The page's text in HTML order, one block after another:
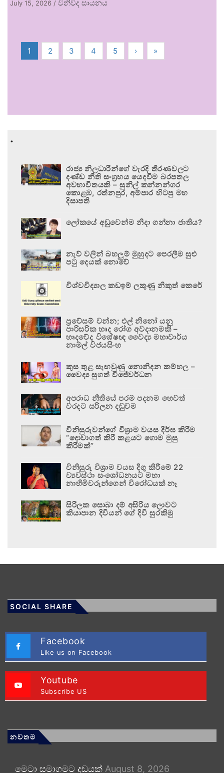
July 15, 2026 / විනිවිද සායනය
1 2 3 4 5 › »
.
රාජ්‍ය නිලධාරීන්ගේ වැරදි තීරණවලට
දණ්ඩ නීති සංග්‍රහය යෙදවීම බරපතල
අවභාවිතයකි – සුනිල් කන්නන්ගර
කොළඹ, රත්නපුර, අම්පාර හිටපු මහ
දිසාපති
ලෝකයේ අඩුවෙන්ම නිදා ගන්නා ජාතිය?
නැව් වලින් බහලුම් මුහුදට පෙරලීම සුළු
පටු දෙයක් නොවේ
විශ්වවිද්‍යාල කඩඉම් ලකුණු නිකුත් කෙරේ
ප්‍රවේසම් වන්න; එල් නිනෝ යනු
පාරිසරික හෘද රෝග අවදානමකි –
හෘදවේද විශේෂඥ වෛද්‍ය මහාචාර්ය
නාමල් විජයසිංහ
කුස තුළ සැඟවුණු නොනිදන කම්හල –
වෛද්‍ය සුගත් විජේවර්ධන
අපරාධ නීතියේ පරම පදනම හෙවත්
වරදට සරිලන දඬුවම
විනිසුරුවන්ගේ විශ්‍රාම වයස දීර්ඝ කිරීම
“දොවාගත් කිරි කළයට ගොම මුසු
කිරීමක්”
විනිසුරු විශ්‍රාම වයස දිගු කිරීමේ 22
ව්‍යවස්ථා සංශෝධනයට මහා
නාහිමිවරුන්ගෙන් විරෝධයක් නෑ
සිරිලක සොබා දම් අසිරිය ලොවට
කියාපාන දිවියන් ගේ දිවි සුරකිමු
SOCIAL SHARE
Facebook
Like us on Facebook
Youtube
Subscribe US
නවතම
මෙටා සමාගමට දඩයක් August 8, 2026